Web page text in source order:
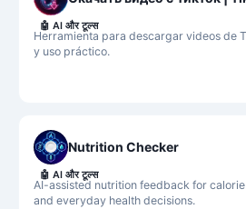
Herramienta para descargar videos de
y uso práctico.
🤖 AI और टूल्स
Nutrition Checker
AI-assisted nutrition feedback for
and everyday health decisions.
🤖 AI और टूल्स